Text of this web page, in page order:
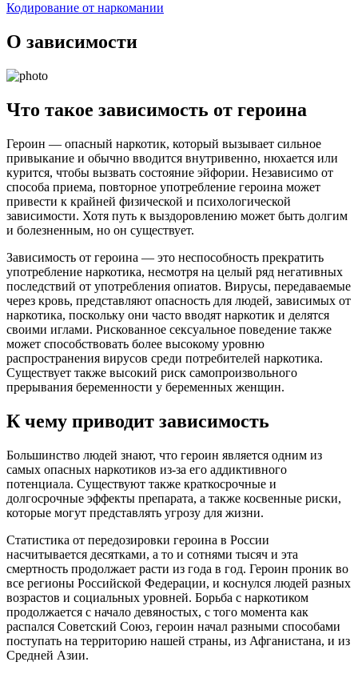
Кодирование от наркомании
О зависимости
Что такое зависимость от героина
Героин — опасный наркотик, который вызывает сильное
привыкание и обычно вводится внутривенно, нюхается или
курится, чтобы вызвать состояние эйфории. Независимо от
способа приема, повторное употребление героина может
привести к крайней физической и психологической
зависимости. Хотя путь к выздоровлению может быть долгим
и болезненным, но он существует.
Зависимость от героина — это неспособность прекратить
употребление наркотика, несмотря на целый ряд негативных
последствий от употребления опиатов. Вирусы, передаваемые
через кровь, представляют опасность для людей, зависимых от
наркотика, поскольку они часто вводят наркотик и делятся
своими иглами. Рискованное сексуальное поведение также
может способствовать более высокому уровню
распространения вирусов среди потребителей наркотика.
Существует также высокий риск самопроизвольного
прерывания беременности у беременных женщин.
К чему приводит зависимость
Большинство людей знают, что героин является одним из
самых опасных наркотиков из-за его аддиктивного
потенциала. Существуют также краткосрочные и
долгосрочные эффекты препарата, а также косвенные риски,
которые могут представлять угрозу для жизни.
Статистика от передозировки героина в России
насчитывается десятками, а то и сотнями тысяч и эта
смертность продолжает расти из года в год. Героин проник во
все регионы Российской Федерации, и коснулся людей разных
возрастов и социальных уровней. Борьба с наркотиком
продолжается с начало девяностых, c того момента как
распался Советский Союз, героин начал разными способами
поступать на территорию нашей страны, из Афганистана, и из
Средней Азии.